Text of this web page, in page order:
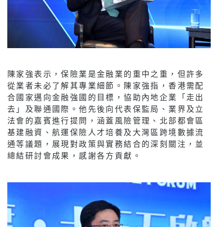
陳家強表示，保險業是金融業的重中之重，但許多
從業者未必了解其專業細節。陳家強指，香港需配
合國家邁向金融強國的目標，協助內地企業「走出
去」及聯通國際。他先後向代表保監局、業界及立
法會的嘉賓進行提問，涵蓋風險管理、北部都會區
基建融資、航運保險人才培養及大灣區跨境數據流
通等議題，展現對政策與實務結合的深刻關注，並
總結研討會成果，感謝各方貢獻。